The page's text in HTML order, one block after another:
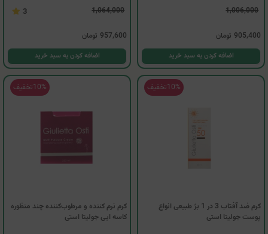
1,006,000
905,400 تومان
اضافه کردن به سبد خرید
1,064,000
3
957,600 تومان
اضافه کردن به سبد خرید
10%تخفیف
کرم ضد آفتاب 3 در 1 بژ طبیعی انواع
پوست جولیتا استی
10%تخفیف
کرم نرم کننده و مرطوب‌کننده چند منظوره
کاسه ایی جولیتا استی